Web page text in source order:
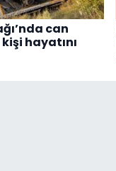
can
hayatını